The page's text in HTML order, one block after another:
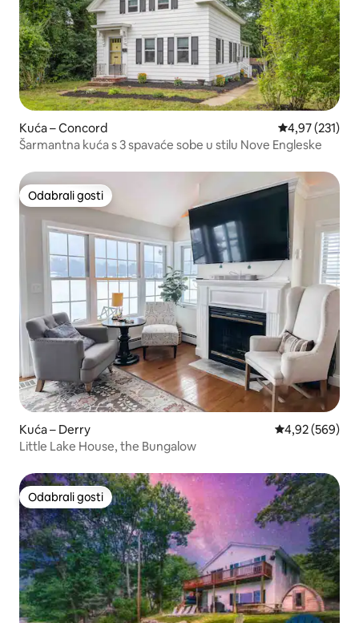
Kuća – Concord Prosječna
4,97 (231)
Šarmantna kuća s 3 spavaće sobe u stilu Nove Engleske
Odabrali gosti
Odabrali gosti
Kuća – Derry Prosječna
4,92 (569)
Little Lake House, the Bungalow
Odabrali gosti
Odabrali gosti